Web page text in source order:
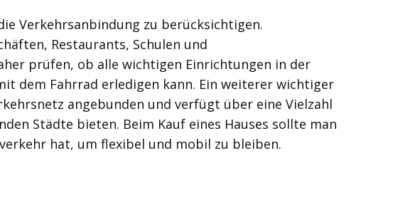
Verkehrsanbindung zu berücksichtigen.
Restaurants, Schulen und
prüfen, ob alle wichtigen Einrichtungen in der
dem Fahrrad erledigen kann. Ein weiterer wichtiger
angebunden und verfügt über eine Vielzahl
Städte bieten. Beim Kauf eines Hauses sollte man
hat, um flexibel und mobil zu bleiben.